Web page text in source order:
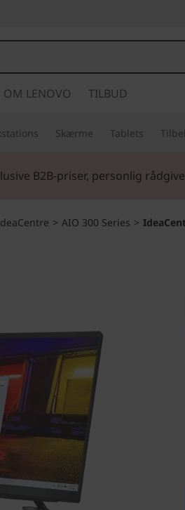
OM LENOVO TILBUD
Skærme Tablets
B2B-priser, personlig
> AIO 300 Series >